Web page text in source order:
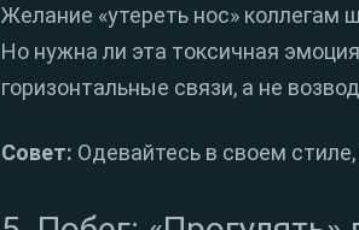
Желание «утереть нос» коллегам
Но нужна ли эта токсичная
горизонтальные связи, а не
Совет: Одевайтесь в своем